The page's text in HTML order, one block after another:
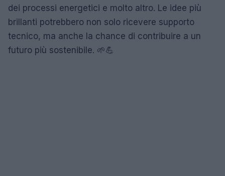
dei processi energetici e molto altro. Le idee più
brillanti potrebbero non solo ricevere supporto
tecnico, ma anche la chance di contribuire a un
futuro più sostenibile. 🌱💪